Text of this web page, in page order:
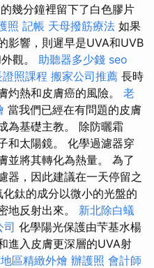
幾分鐘裡留下了白色膠片
照 記帳 天母撥筋療法 如果
影響，則遲早是UVA和UVB
觀。 助聽器多少錢 seo
照課程 搬家公司推薦 長時
灼熱和皮膚癌的風險。 老
當我們已經在有問題的皮膚
為基礎主教。 除防曬霜
和太陽鏡。 化學過濾器穿
並將其轉化為熱量。 為了
器，因此建議在一天停留之
鈦的成分以微小的光盤的
地反射出來。 新北除白蟻
司 化學陽光保護由芐基水楊
進入皮膚更深層的UVA射
區精緻外燴 辦護照 會計師